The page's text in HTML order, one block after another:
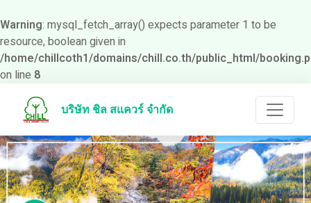
Warning: mysql_fetch_array() expects parameter 1 to be
resource, boolean given in
/home/chillcoth1/domains/chill.co.th/public_html/
on line 8
บริษัท ชิล สแควร์ จำกัด